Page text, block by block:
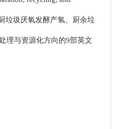
垃圾厌氧发酵产氢、厨余垃
理与资源化方向的9部英文